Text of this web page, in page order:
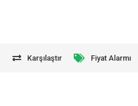
Karşılaştır Fiyat Alarmı